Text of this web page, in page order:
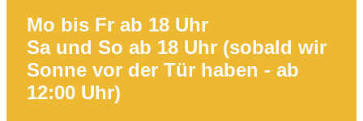
Mo bis Fr ab 18 Uhr
Sa und So ab 18 Uhr (sobald wir
Sonne vor der Tür haben - ab
12:00 Uhr)